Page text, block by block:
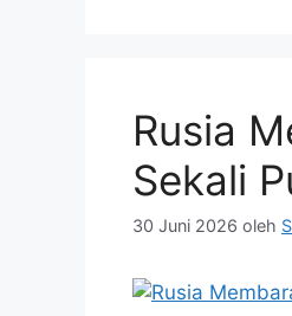
Rusia
Sekali
30 Juni 2026 oleh